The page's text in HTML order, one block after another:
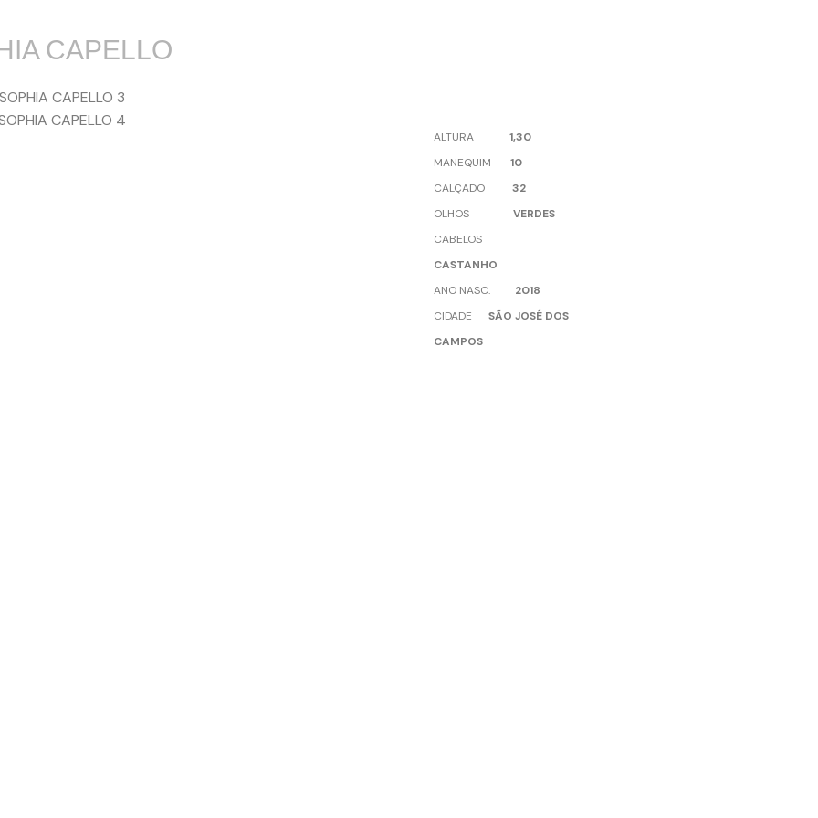
CAPELLO
ALTURA 1,30
MANEQUIM
10
CALÇADO 32
OLHOS
VERDES
CABELOS
CASTANHO
ANO NASC. 2018
CIDADE SÃO JOSÉ DOS
CAMPOS